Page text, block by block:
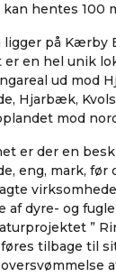
kan hentes 100
ligger på Kærby
er en hel unik
ud mod
Hjarbæk,
mod
er der en
eng, mark, før
af dyre- og
”
tilbage til